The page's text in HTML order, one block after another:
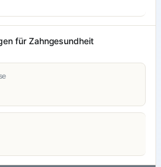
für Zahngesundheit